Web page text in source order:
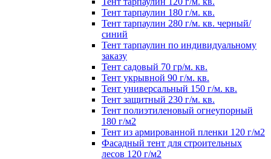
Тент тарпаулин 180 г/м. кв.
Тент тарпаулин 280 г/м. кв. черный/
синий
Тент тарпаулин по индивидуальному
заказу
Тент садовый 70 гр/м. кв.
Тент укрывной 90 г/м. кв.
Тент универсальный 150 г/м. кв.
Тент защитный 230 г/м. кв.
Тент полиэтиленовый огнеупорный
180 г/м2
Тент из армированной пленки 120 г/м2
Фасадный тент для строительных
лесов 120 г/м2